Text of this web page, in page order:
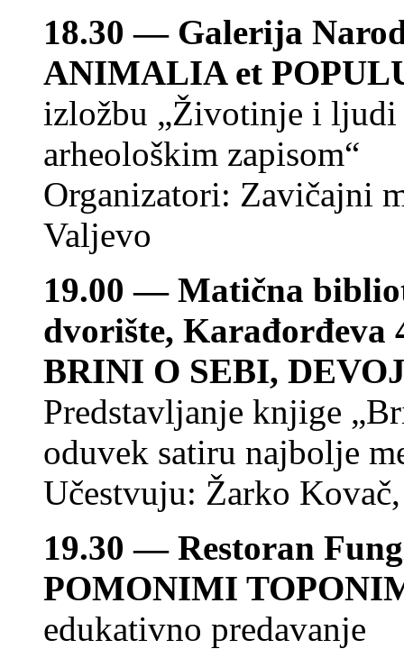
18.30 — Galerija
ANIMALIA et
izložbu „Životinje i ljudi
arheološkim zapisom“
Organizatori: Zavičajni
Valjevo
19.00 — Matična
dvorište, Karađorđeva
BRINI O SEBI,
Predstavljanje knjige
oduvek satiru najbolje
Učestvuju: Žarko
19.30 — Restoran
POMONIMI
edukativno predavanje